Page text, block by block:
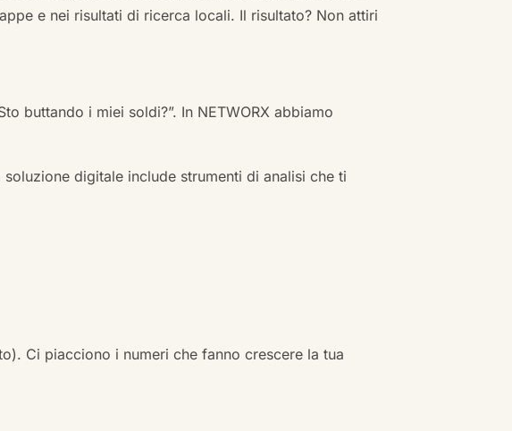
e nei risultati di ricerca locali. Il risultato? Non attiri
buttando i miei soldi?”. In NETWORX abbiamo
digitale include strumenti di analisi che ti
Ci piacciono i numeri che fanno crescere la tua